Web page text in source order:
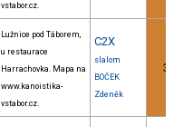
vstabor.cz.
Lužnice pod Táborem,
u restaurace
Harrachovka. Mapa na
www.kanoistika-
vstabor.cz.
C2X
slalom
BOČEK
Zdeněk
3.